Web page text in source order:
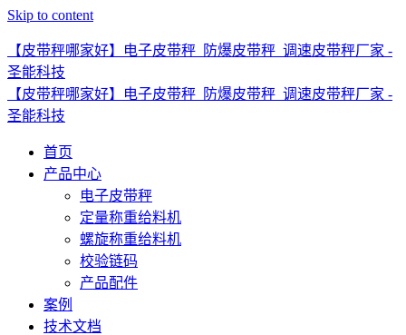
Skip to content
【皮带秤哪家好】电子皮带秤_防爆皮带秤_调速皮带秤厂家 -
圣能科技
【皮带秤哪家好】电子皮带秤_防爆皮带秤_调速皮带秤厂家 -
圣能科技
首页
产品中心
电子皮带秤
定量称重给料机
螺旋称重给料机
校验链码
产品配件
案例
技术文档